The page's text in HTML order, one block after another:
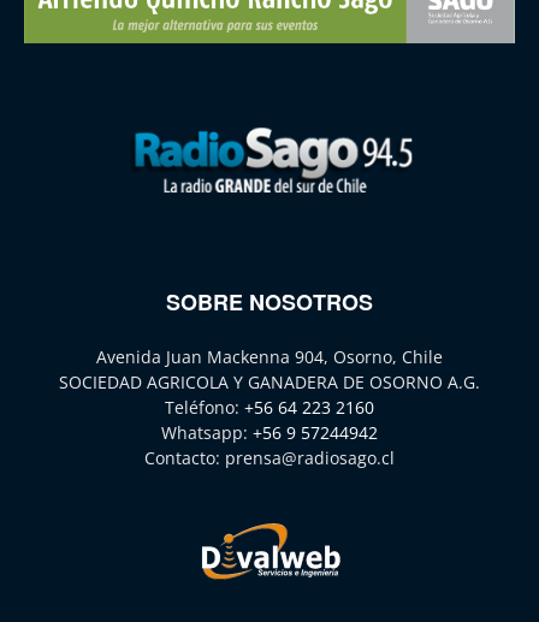
SOBRE NOSOTROS
Avenida Juan Mackenna 904, Osorno, Chile
SOCIEDAD AGRICOLA Y GANADERA DE OSORNO A.G.
Teléfono: +56 64 223 2160
Whatsapp: +56 9 57244942
Contacto: prensa@radiosago.cl